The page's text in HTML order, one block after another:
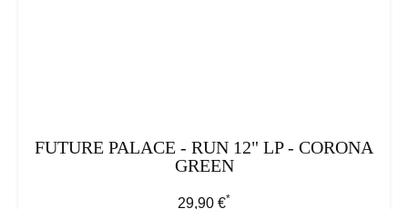
FUTURE PALACE - RUN 12" LP - CORONA
GREEN
Regulärer Preis:
29,90 €*